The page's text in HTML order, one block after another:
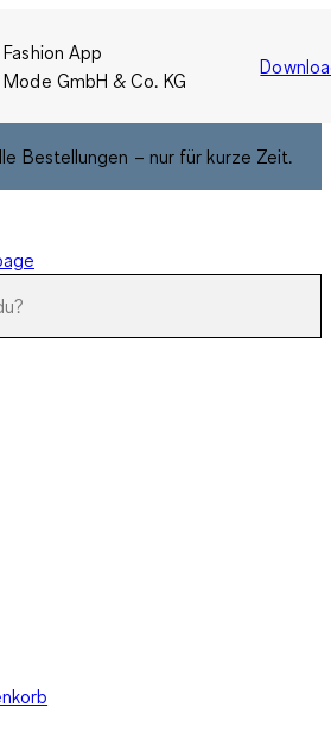
App
GmbH & Co. KG
Bestellungen – nur für kurze Zeit.